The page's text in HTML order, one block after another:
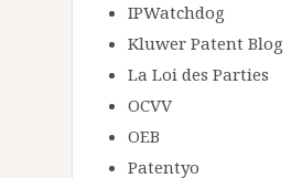
IPWatchdog
Kluwer Patent Blog
La Loi des Parties
OCVV
OEB
Patentyo